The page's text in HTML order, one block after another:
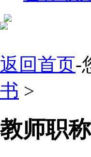
返回首页-
书 >
教师职